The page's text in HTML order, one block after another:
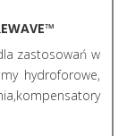
zastosowań w
hydroforowe,